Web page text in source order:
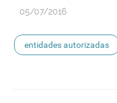
05/07/2016
entidades autorizadas